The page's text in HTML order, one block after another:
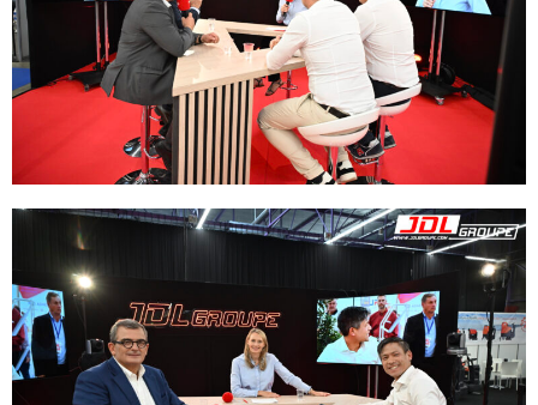
Vous voulez tout savoir sur les
matériels, les entreprises et
les nouvelles énergies dans
votre métier ! Regardez la JDL
TV ! La profession dispose
aujourd’hui d’un nouvel outil
audiovisuel adapté à toutes
les générations, permettant
entier.
Actualités. Reportages
matériels, entreprises,
chantiers, dans la
manutention, le levage, le
travail en hauteur, le transport
et les énergies à faibles
émissions . Vous voulez